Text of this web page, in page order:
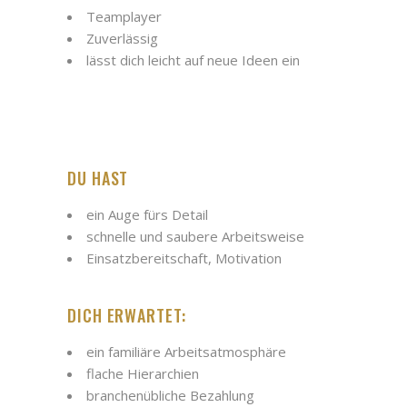
Teamplayer
Zuverlässig
lässt dich leicht auf neue Ideen ein
DU HAST
ein Auge fürs Detail
schnelle und saubere Arbeitsweise
Einsatzbereitschaft, Motivation
DICH ERWARTET:
ein familiäre Arbeitsatmosphäre
flache Hierarchien
branchenübliche Bezahlung